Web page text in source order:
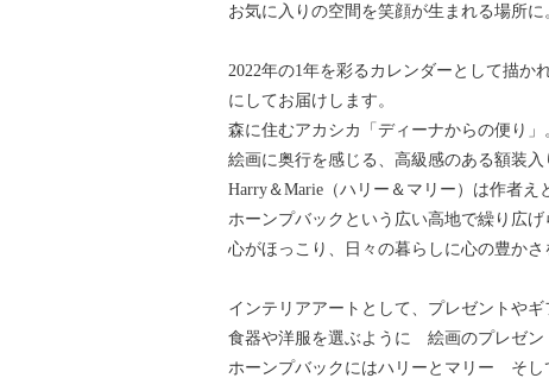
お気に入りの空間を笑顔が生まれる場所に
2022年の1年を彩るカレンダーとして描
にしてお届けします。
森に住むアカシカ「ディーナからの便り」
絵画に奥行を感じる、高級感のある額装入
Harry＆Marie（ハリー＆マリー）は作者え
ホーンプバックという広い高地で繰り広げ
心がほっこり、日々の暮らしに心の豊かさ
インテリアアートとして、プレゼントやギ
食器や洋服を選ぶように 絵画のプレゼン
ホーンプバックにはハリーとマリー そし